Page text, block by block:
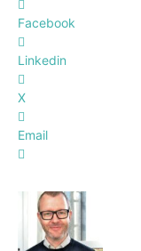
Facebook
Linkedin
X
Email